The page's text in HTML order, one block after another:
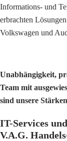
Informations- und
erbrachten
Volkswagen und
Unabhängigkeit,
Team mit
sind unsere
IT-Services
V.A.G.